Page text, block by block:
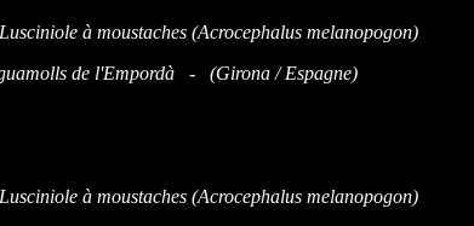
de l'Empordà - (Girona / Espagne)